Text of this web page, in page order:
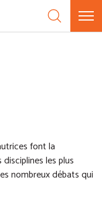
font la
les plus
nombreux débats qui